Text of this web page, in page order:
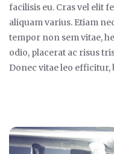
facilisis eu. Cras vel elit
aliquam varius. Etiam
tempor non sem vitae,
odio, placerat ac risus
Donec vitae leo